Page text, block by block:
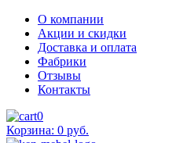
О компании
Акции и скидки
Доставка и оплата
Фабрики
Отзывы
Контакты
0
Корзина: 0 руб.